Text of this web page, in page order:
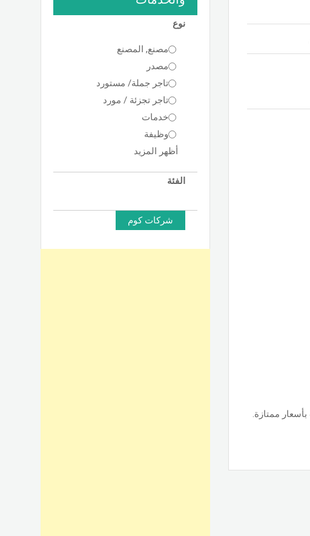
نوع
مصنع, المصنع
مصدر
تاجر جملة/ مستورد
تاجر تجزئة / مورد
خدمات
وظيفة
أظهر المزيد
الفئة
شركات كوم